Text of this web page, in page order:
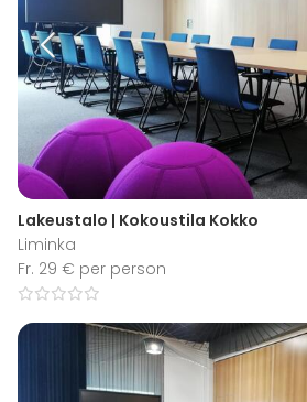
Lakeustalo | Kokoustila Kokko
Liminka
Fr. 29 € per person